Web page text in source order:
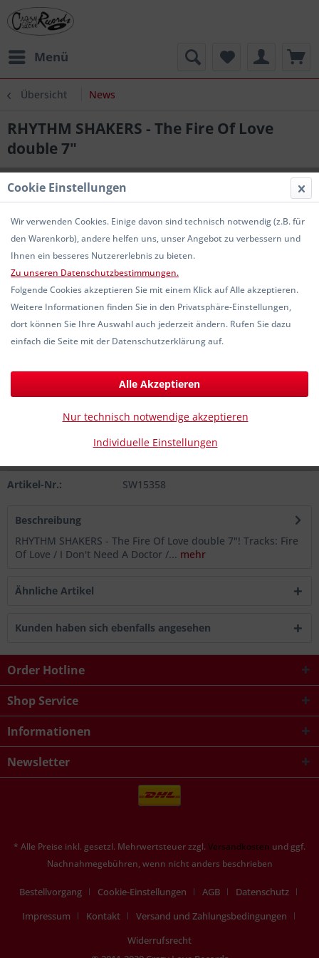
Menü
Übersicht News
RHYTHM SHAKERS - The Fire Of Love
double 7"
30,00 € *
Sofort versandfertig, Lieferzeit ca. 1-3 Werktage
In den Warenkorb
Artikel-Nr.: SW15358
Beschreibung
RHYTHM SHAKERS - The Fire Of Love double 7"! Tracks: Fire
Of Love / I Don't Need A Doctor /... mehr
Ähnliche Artikel
Kunden haben sich ebenfalls angesehen
Order Hotline
Shop Service
Informationen
Newsletter
* Alle Preise inkl. gesetzl. Mehrwertsteuer zzgl. Versandkosten und ggf.
Nachnahmegebühren, wenn nicht anders beschrieben
Bestellvorgang Cookie-Einstellungen AGB
Datenschutz
Impressum
Kontakt
Versand und Zahlungsbedingungen
Widerrufsrecht
Cookie Einstellungen
Wir verwenden Cookies. Einige davon sind technisch notwendig (z.B. für
den Warenkorb), andere helfen uns, unser Angebot zu verbessern und
Ihnen ein besseres Nutzererlebnis zu bieten.
Zu unseren Datenschutzbestimmungen.
Folgende Cookies akzeptieren Sie mit einem Klick auf Alle akzeptieren.
Weitere Informationen finden Sie in den Privatsphäre-Einstellungen,
dort können Sie Ihre Auswahl auch jederzeit ändern. Rufen Sie dazu
einfach die Seite mit der Datenschutzerklärung auf.
Individuelle Einstellungen
Nur technisch notwendige akzeptieren
Alle Akzeptieren